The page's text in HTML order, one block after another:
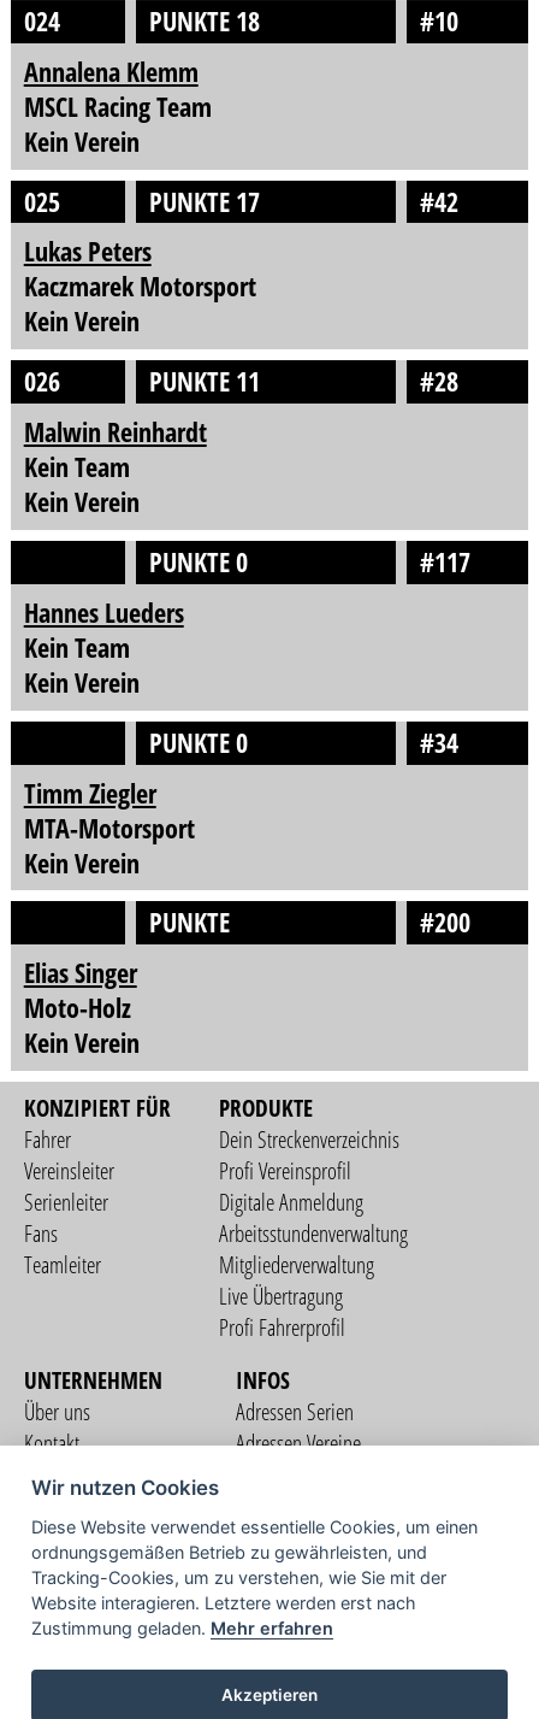
024
PUNKTE 18
#10
Annalena Klemm
MSCL Racing Team
Kein Verein
025
PUNKTE 17
#42
Lukas Peters
Kaczmarek Motorsport
Kein Verein
026
PUNKTE 11
#28
Malwin Reinhardt
Kein Team
Kein Verein
PUNKTE 0
#117
Hannes Lueders
Kein Team
Kein Verein
PUNKTE 0
#34
Timm Ziegler
MTA-Motorsport
Kein Verein
PUNKTE
#200
Elias Singer
Moto-Holz
Kein Verein
KONZIPIERT FÜR
Fahrer
Vereinsleiter
Serienleiter
Fans
Teamleiter
PRODUKTE
Dein Streckenverzeichnis
Profi Vereinsprofil
Digitale Anmeldung
Arbeitsstundenverwaltung
Mitgliederverwaltung
Live Übertragung
Profi Fahrerprofil
UNTERNEHMEN
Über uns
Kontakt
Nutzungsbedingungen
Datenschutzerklärung
Impressum
INFOS
Adressen Serien
Adressen Vereine
COMMUNITY
TV
Wir nutzen Cookies
Diese Website verwendet essentielle Cookies, um einen
ordnungsgemäßen Betrieb zu gewährleisten, und
Tracking-Cookies, um zu verstehen, wie Sie mit der
Website interagieren. Letztere werden erst nach
Zustimmung geladen. Mehr erfahren
Akzeptieren